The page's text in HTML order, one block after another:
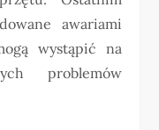
awariami
wystąpić na
problemów